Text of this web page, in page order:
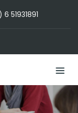
6 51931891